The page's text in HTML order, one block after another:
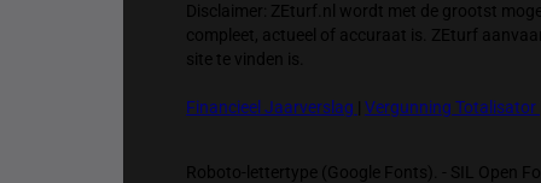
Disclaimer: ZEturf.nl wordt met de grootst
compleet, actueel of accuraat is. ZEturf
site te vinden is.
Financieel Jaarverslag Vergunning Totalisator
Roboto-lettertype (Google Fonts). - SIL Open